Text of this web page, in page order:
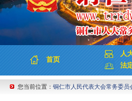
首页
人
法
您当前位置： 铜仁市人民代表大会常务委员